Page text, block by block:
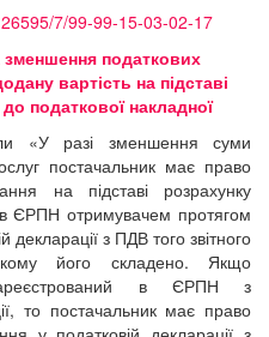
7/99-99-15-03-02-17
податкових
вартість на підставі
податкової накладної
«У разі зменшення суми
постачальник має право
на підставі розрахунку
в ЄРПН отримувачем протягом
декларації з ПДВ того звітного
його складено. Якщо
в ЄРПН з
то постачальник має право